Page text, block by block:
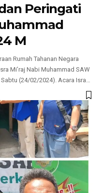
Peringati
M
Rumah Tahanan Negara
Mi’raj Nabi Muhammad SAW
(24/02/2024). Acara Isra